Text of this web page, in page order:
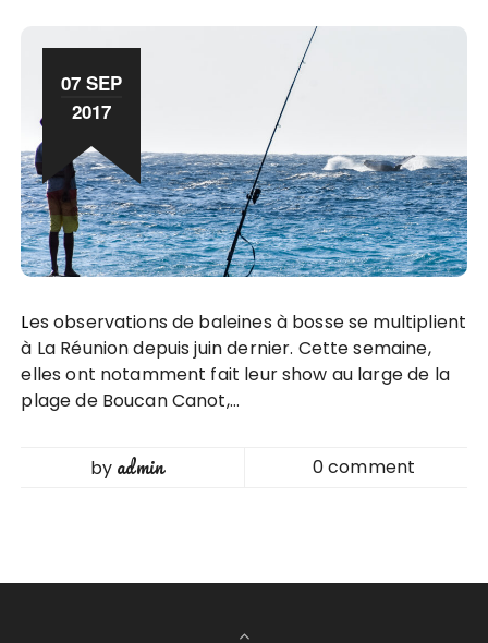
07 SEP
2017
Les observations de baleines à bosse se multiplient
à La Réunion depuis juin dernier. Cette semaine,
elles ont notamment fait leur show au large de la
plage de Boucan Canot,…
by admin 0 comment